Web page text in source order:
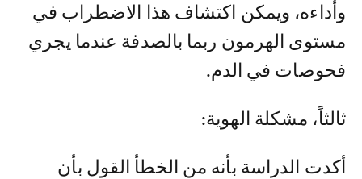
وأداءه، ويمكن اكتشاف هذا الاضطراب في
مستوى الهرمون ربما بالصدفة عندما يجري
فحوصات في الدم.
ثالثاً، مشكلة الهوية:
أكدت الدراسة بأنه من الخطأ القول بأن